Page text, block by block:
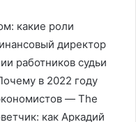
какие роли
директор
работников судьи
в 2022 году
— The
как Аркадий